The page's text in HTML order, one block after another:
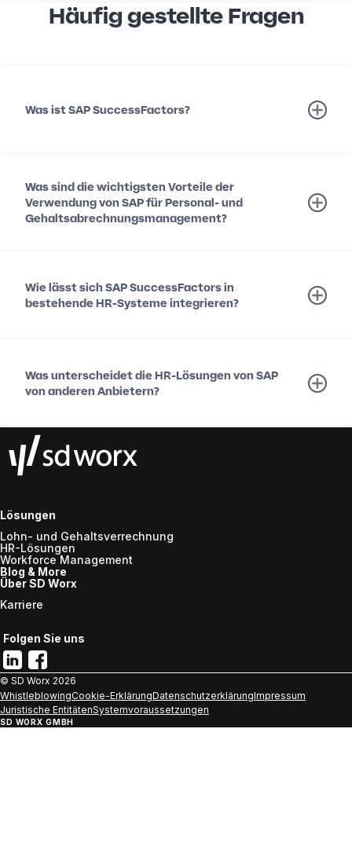
Häufig gestellte Fragen
Was ist SAP SuccessFactors?
Was sind die wichtigsten Vorteile der
Verwendung von SAP für Personal- und
Gehaltsabrechnungsmanagement?
Wie lässt sich SAP SuccessFactors in
bestehende HR-Systeme integrieren?
Was unterscheidet die HR-Lösungen von SAP
von anderen Anbietern?
Lösungen
Lohn- und Gehaltsverrechnung
HR-Lösungen
Workforce Management
Blog & More
Über SD Worx
Karriere
Folgen Sie uns
© SD Worx 2026
WhistleblowingCookie-ErklärungDatenschutzerklärungImpressum
Juristische EntitätenSystemvoraussetzungen
SD WORX GMBH